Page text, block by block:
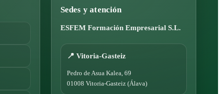
Sedes y atención
ESFEM Formación Empresarial S.L.
📍 Vitoria-Gasteiz
Pedro de Asua Kalea, 69
01008 Vitoria-Gasteiz (Álava)